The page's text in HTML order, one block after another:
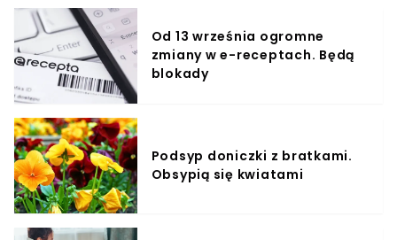
Od 13 września ogromne
zmiany w e-receptach. Będą
blokady
Podsyp doniczki z bratkami.
Obsypią się kwiatami